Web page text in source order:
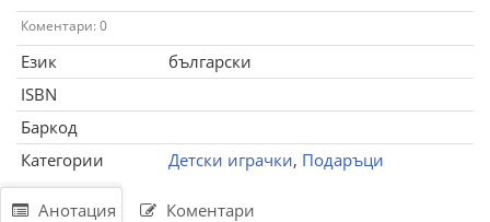
Коментари: 0
Език
български
ISBN
Баркод
Категории
Детски играчки, Подаръци
Анотация Коментари